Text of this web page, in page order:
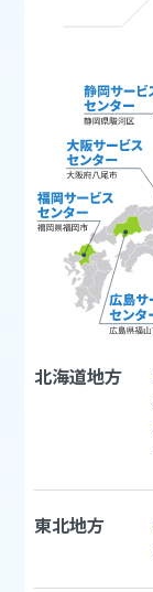
北海道地方
東北地方